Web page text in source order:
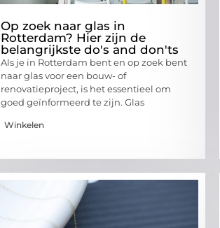
Op zoek naar glas in
Rotterdam? Hier zijn de
belangrijkste do's and don'ts
Als je in Rotterdam bent en op zoek bent
naar glas voor een bouw- of
renovatieproject, is het essentieel om
goed geïnformeerd te zijn. Glas
Winkelen